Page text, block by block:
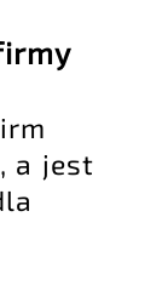
a jest